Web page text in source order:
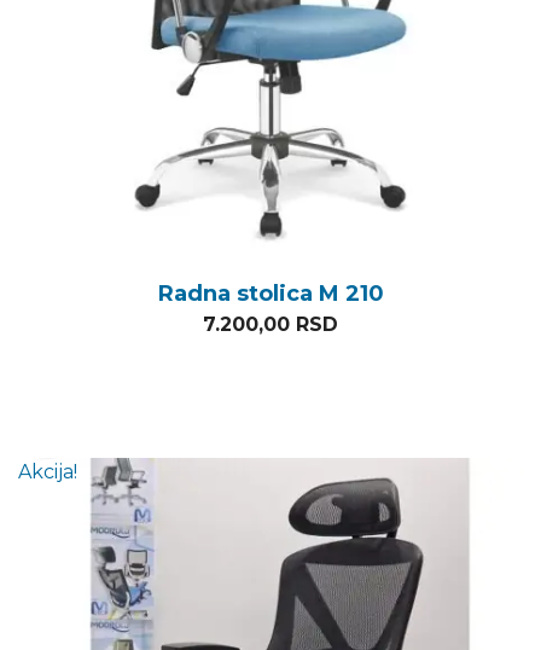
Radna stolica M 210
7.200,00 RSD
Akcija!